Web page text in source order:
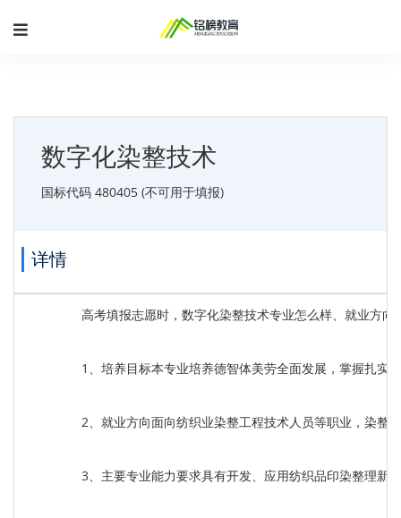
数字化染整技术
国标代码 480405 (不可用于填报)
详情
高考填报志愿时，数字化染整技术专业怎么样、就业方
1、培养目标本专业培养德智体美劳全面发展，掌握扎实
2、就业方向面向纺织业染整工程技术人员等职业，染整
3、主要专业能力要求具有开发、应用纺织品印染整理新